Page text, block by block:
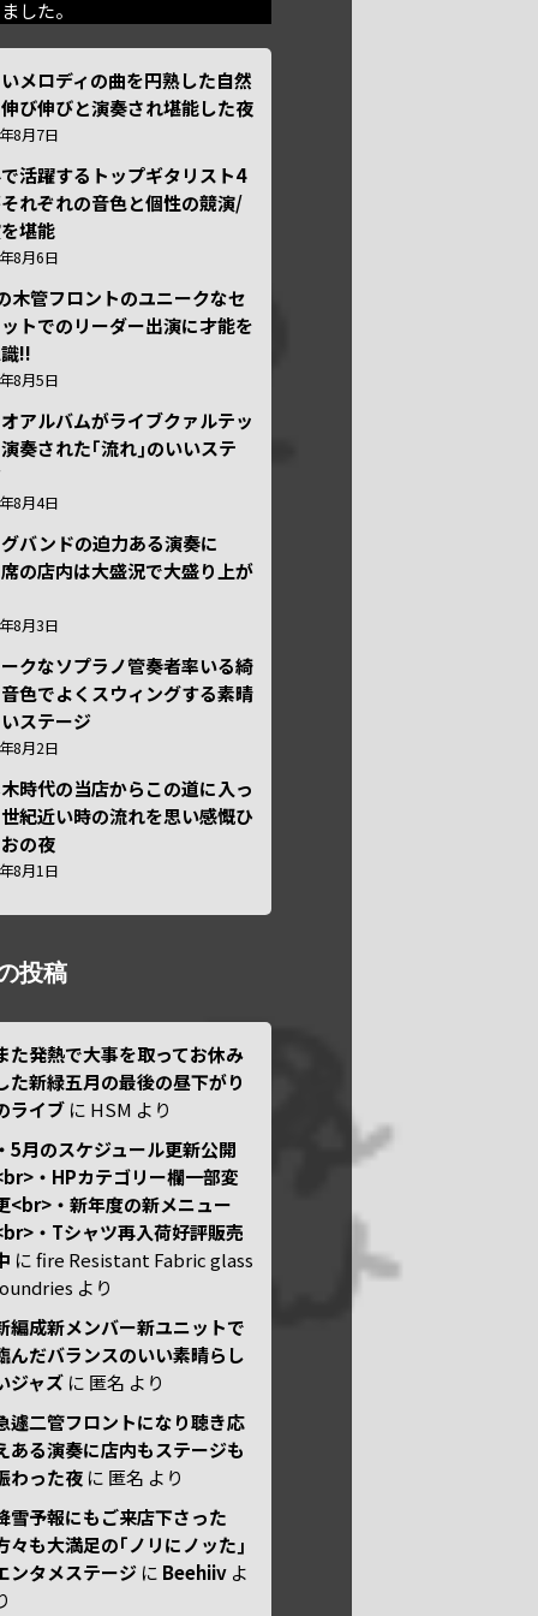
した。
メロディの曲を円熟した自然
び伸びと演奏され堪能した夜
8月7日
活躍するトップギタリスト4
れぞれの音色と個性の競演/
堪能
8月6日
木管フロントのユニークなセ
トでのリーダー出演に才能を
!!
8月5日
アルバムがライブクァルテッ
奏された｢流れ｣のいいステ
8月4日
バンドの迫力ある演奏に
の店内は大盛況で大盛り上が
8月3日
クなソプラノ管奏者率いる綺
色でよくスウィングする素晴
ステージ
8月2日
時代の当店からこの道に入っ
紀近い時の流れを思い感慨ひ
の夜
8月1日
投稿
た発熱で大事を取ってお休み
た新緑五月の最後の昼下がり
ライブ に HSM より
5月のスケジュール更新公開
・HPカテゴリー欄一部変
<br>・新年度の新メニュー
・Tシャツ再入荷好評販売
にfire Resistant Fabric glass
より
編成新メンバー新ユニットで
んだバランスのいい素晴らし
ジャズ に 匿名 より
遽二管フロントになり聴き応
ある演奏に店内もステージも
わった夜 に 匿名 より
雪予報にもご来店下さった
々も大満足の｢ノリにノッた｣
ンタメステージ に Beehiiv よ